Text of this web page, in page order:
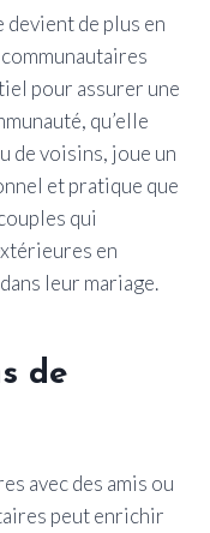
devient de plus en
pour assurer une
qu’elle
de voisins, joue un
et pratique que
qui
en
leur mariage.
de
avec des amis ou
peut enrichir